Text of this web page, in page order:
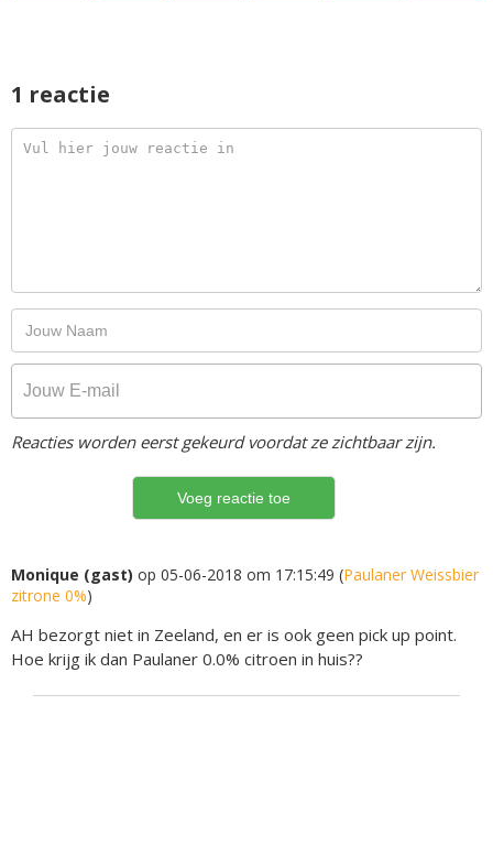
1 reactie
Reacties worden eerst gekeurd voordat ze zichtbaar zijn.
Monique (gast) op 05-06-2018 om 17:15:49 (Paulaner Weissbier
zitrone 0%)
AH bezorgt niet in Zeeland, en er is ook geen pick up point.
Hoe krijg ik dan Paulaner 0.0% citroen in huis??